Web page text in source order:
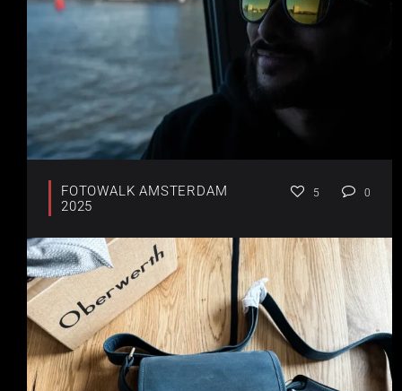
FOTOWALK AMSTERDAM
2025
5 0